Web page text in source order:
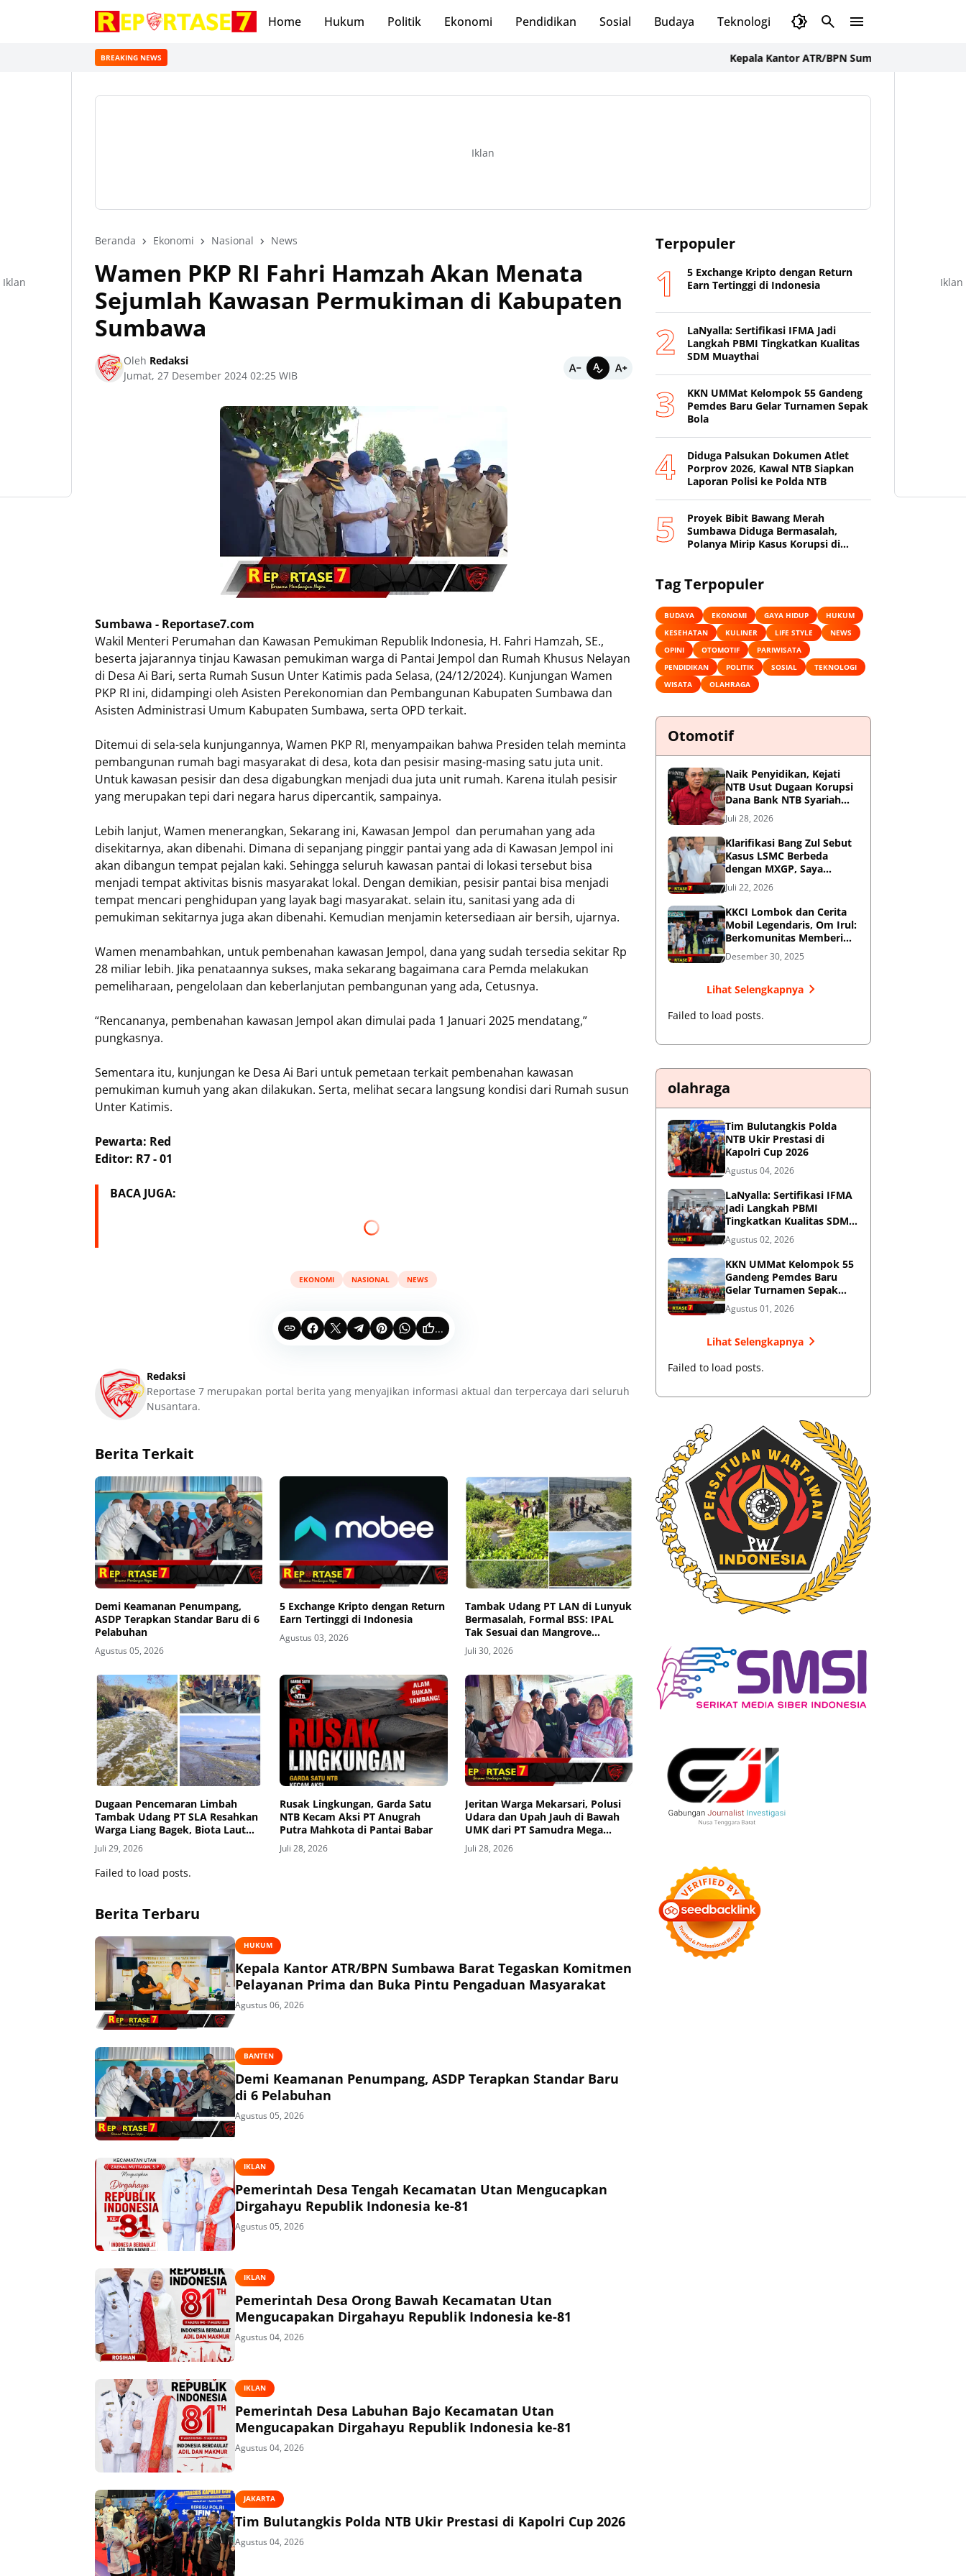
Home Hukum Politik Ekonomi Pendidikan Sosial Budaya Teknologi Olahraga
BREAKING NEWS Kepala Kantor ATR/BPN Sumbawa Barat Tegaskan
Iklan
Beranda Ekonomi Nasional News
Wamen PKP RI Fahri Hamzah Akan Menata
Sejumlah Kawasan Permukiman di Kabupaten
Sumbawa
Oleh Redaksi
Jumat, 27 Desember 2024 02:25 WIB
Sumbawa - Reportase7.com
Wakil Menteri Perumahan dan Kawasan Pemukiman Republik Indonesia, H. Fahri Hamzah, SE.,
beserta jajarannya tinjau Kawasan pemukiman warga di Pantai Jempol dan Rumah Khusus Nelayan
di Desa Ai Bari, serta Rumah Susun Unter Katimis pada Selasa, (24/12/2024). Kunjungan Wamen
PKP RI ini, didampingi oleh Asisten Perekonomian dan Pembangunan Kabupaten Sumbawa dan
Asisten Administrasi Umum Kabupaten Sumbawa, serta OPD terkait.
Ditemui di sela-sela kunjungannya, Wamen PKP RI, menyampaikan bahwa Presiden telah meminta
pembangunan rumah bagi masyarakat di desa, kota dan pesisir masing-masing satu juta unit.
Untuk kawasan pesisir dan desa digabungkan menjadi dua juta unit rumah. Karena itulah pesisir
yang merupakan tepi dari negara harus dipercantik, sampainya.
Lebih lanjut, Wamen menerangkan, Sekarang ini, Kawasan Jempol dan perumahan yang ada
disekitarnya, akan dibenahi. Dimana di sepanjang pinggir pantai yang ada di Kawasan Jempol ini
akan dibangun tempat pejalan kaki. Sehingga seluruh kawasan pantai di lokasi tersebut bisa
menjadi tempat aktivitas bisnis masyarakat lokal. Dengan demikian, pesisir pantai bisa menjadi
tempat mencari penghidupan yang layak bagi masyarakat. selain itu, sanitasi yang ada di
pemukiman sekitarnya juga akan dibenahi. Kemudian menjamin ketersediaan air bersih, ujarnya.
Wamen menambahkan, untuk pembenahan kawasan Jempol, dana yang sudah tersedia sekitar Rp
28 miliar lebih. Jika penataannya sukses, maka sekarang bagaimana cara Pemda melakukan
pemeliharaan, pengelolaan dan keberlanjutan pembangunan yang ada, Cetusnya.
“Rencananya, pembenahan kawasan Jempol akan dimulai pada 1 Januari 2025 mendatang,”
pungkasnya.
Sementara itu, kunjungan ke Desa Ai Bari untuk pemetaan terkait pembenahan kawasan
pemukiman kumuh yang akan dilakukan. Serta, melihat secara langsung kondisi dari Rumah susun
Unter Katimis.
Pewarta: Red
Editor: R7 - 01
BACA JUGA:
EKONOMI NASIONAL NEWS
...
Redaksi
Reportase 7 merupakan portal berita yang menyajikan informasi aktual dan terpercaya dari seluruh
Nusantara.
Berita Terkait
Demi Keamanan Penumpang,
ASDP Terapkan Standar Baru di 6
Pelabuhan
Agustus 05, 2026
5 Exchange Kripto dengan Return
Earn Tertinggi di Indonesia
Agustus 03, 2026
Tambak Udang PT LAN di Lunyuk
Bermasalah, Formal BSS: IPAL
Tak Sesuai dan Mangrove
Dibabat
Juli 30, 2026
Dugaan Pencemaran Limbah
Tambak Udang PT SLA Resahkan
Warga Liang Bagek, Biota Laut
Mati, Anak-Anak Alami Gatal-
Gatal
Juli 29, 2026
Rusak Lingkungan, Garda Satu
NTB Kecam Aksi PT Anugrah
Putra Mahkota di Pantai Babar
Juli 28, 2026
Jeritan Warga Mekarsari, Polusi
Udara dan Upah Jauh di Bawah
UMK dari PT Samudra Mega
Perkasa
Juli 28, 2026
Failed to load posts.
Berita Terbaru
HUKUM
Kepala Kantor ATR/BPN Sumbawa Barat Tegaskan Komitmen
Pelayanan Prima dan Buka Pintu Pengaduan Masyarakat
Agustus 06, 2026
BANTEN
Demi Keamanan Penumpang, ASDP Terapkan Standar Baru
di 6 Pelabuhan
Agustus 05, 2026
IKLAN
Pemerintah Desa Tengah Kecamatan Utan Mengucapkan
Dirgahayu Republik Indonesia ke-81
Agustus 05, 2026
IKLAN
Pemerintah Desa Orong Bawah Kecamatan Utan
Mengucapakan Dirgahayu Republik Indonesia ke-81
Agustus 04, 2026
IKLAN
Pemerintah Desa Labuhan Bajo Kecamatan Utan
Mengucapakan Dirgahayu Republik Indonesia ke-81
Agustus 04, 2026
JAKARTA
Tim Bulutangkis Polda NTB Ukir Prestasi di Kapolri Cup 2026
Agustus 04, 2026
Terpopuler
5 Exchange Kripto dengan Return
Earn Tertinggi di Indonesia
LaNyalla: Sertifikasi IFMA Jadi
Langkah PBMI Tingkatkan Kualitas
SDM Muaythai
KKN UMMat Kelompok 55 Gandeng
Pemdes Baru Gelar Turnamen Sepak
Bola
Diduga Palsukan Dokumen Atlet
Porprov 2026, Kawal NTB Siapkan
Laporan Polisi ke Polda NTB
Proyek Bibit Bawang Merah
Sumbawa Diduga Bermasalah,
Polanya Mirip Kasus Korupsi di
Tag Terpopuler
BUDAYA EKONOMI GAYA HIDUP
HUKUM
KESEHATAN
KULINER LIFE STYLE
NEWS
OPINI
OTOMOTIF
PARIWISATA
PENDIDIKAN
POLITIK SOSIAL
TEKNOLOGI
WISATA
OLAHRAGA
Otomotif
Naik Penyidikan, Kejati
NTB Usut Dugaan Korupsi
Dana Bank NTB Syariah
untuk MXGP 2023
Juli 28, 2026
Klarifikasi Bang Zul Sebut
Kasus LSMC Berbeda
dengan MXGP, Saya
Dipanggil Sebagai Saksi
Juli 22, 2026
KKCI Lombok dan Cerita
Mobil Legendaris, Om Irul:
Berkomunitas Memberi
Manfaat dan Membangun
Imej Positif
Desember 30, 2025
Lihat Selengkapnya
Failed to load posts.
olahraga
Tim Bulutangkis Polda
NTB Ukir Prestasi di
Kapolri Cup 2026
Agustus 04, 2026
LaNyalla: Sertifikasi IFMA
Jadi Langkah PBMI
Tingkatkan Kualitas SDM
Muaythai
Agustus 02, 2026
KKN UMMat Kelompok 55
Gandeng Pemdes Baru
Gelar Turnamen Sepak
Bola
Agustus 01, 2026
Lihat Selengkapnya
Failed to load posts.
Iklan Iklan